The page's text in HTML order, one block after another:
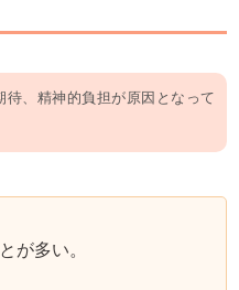
待、精神的負担が原因となって
が多い。